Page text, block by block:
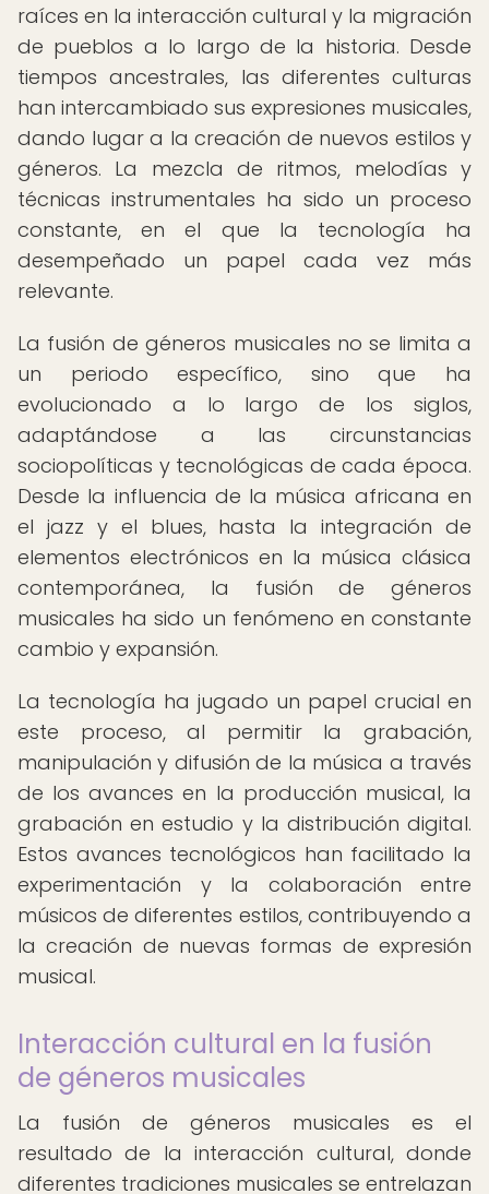
raíces en la interacción cultural y la migración
de pueblos a lo largo de la historia. Desde
tiempos ancestrales, las diferentes culturas
han intercambiado sus expresiones musicales,
dando lugar a la creación de nuevos estilos y
géneros. La mezcla de ritmos, melodías y
técnicas instrumentales ha sido un proceso
constante, en el que la tecnología ha
desempeñado un papel cada vez más
relevante.
La fusión de géneros musicales no se limita a
un periodo específico, sino que ha
evolucionado a lo largo de los siglos,
adaptándose a las circunstancias
sociopolíticas y tecnológicas de cada época.
Desde la influencia de la música africana en
el jazz y el blues, hasta la integración de
elementos electrónicos en la música clásica
contemporánea, la fusión de géneros
musicales ha sido un fenómeno en constante
cambio y expansión.
La tecnología ha jugado un papel crucial en
este proceso, al permitir la grabación,
manipulación y difusión de la música a través
de los avances en la producción musical, la
grabación en estudio y la distribución digital.
Estos avances tecnológicos han facilitado la
experimentación y la colaboración entre
músicos de diferentes estilos, contribuyendo a
la creación de nuevas formas de expresión
musical.
Interacción cultural en la fusión
de géneros musicales
La fusión de géneros musicales es el
resultado de la interacción cultural, donde
diferentes tradiciones musicales se entrelazan